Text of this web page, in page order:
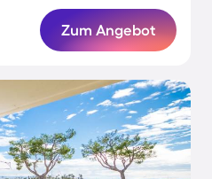
Zum Angebot